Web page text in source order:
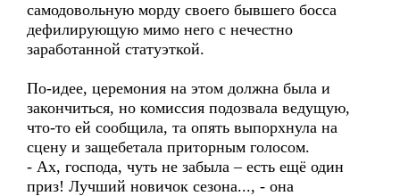
самодовольную морду своего бывшего босса
дефилирующую мимо него с нечестно
заработанной статуэткой.
По-идее, церемония на этом должна была и
закончиться, но комиссия подозвала ведущую,
что-то ей сообщила, та опять выпорхнула на
сцену и защебетала приторным голосом.
- Ах, господа, чуть не забыла – есть ещё один
приз! Лучший новичок сезона..., - она